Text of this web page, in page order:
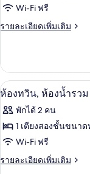
ของ
ห้อง
ลี่
(2
Adults
+
4
Children)
Wi-Fi ฟรี
รายละเอียดเพิ่มเติม
ราย
เกี่ยว
กับ
ห้อง
มิ
ลี่
Adults
+
4
เปิด
ภาพถ่าย
ทั้งหมด
ของ
ห้อง
4
ห้องทวิน, ห้องน้ำรวม
พักได้ 2 คน
1 เตียงสองชั้นขนา
Wi-Fi ฟรี
รายละเอียดเพิ่มเติม
ราย